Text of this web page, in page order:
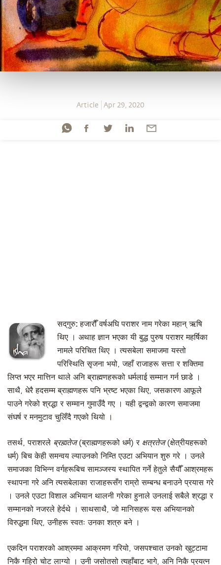
Article Apr 29, 2020
सद्‌गुरु:हजारौँ वर्षअघि पराशर नाम गरेका महान् ऋषि
थिए । अथाह ज्ञान भएका यी बुद्ध पुरुष पराशर महर्षिका
नामले परिचित थिए । त्यसबेला समाजमा यस्तो
परिस्थिति सृजना भयो, जहाँ राजाहरू सत्ता र शक्तिमा
लिप्त भएर मात्तिन थाले अनि ब्राह्मणहरूको धर्मलाई सम्मान गर्न छाडे ।
साथै, धेरै हदसम्म ब्राह्मणहरू पनि भ्रष्ट भएका थिए, जसकारण आफूले
पाउने गरेको श्रद्धा र सम्मान गुमाउँदै गए । यही द्वन्द्वको कारण समाजमा
संघर्ष र मनमुटाव चुलिँदै गएको थियो ।
तसर्थ, पराशरले ब्रह्मतेज(ब्राह्मणहरूको धर्म) र क्षत्रतेज(क्षेत्रीयहरूको
धर्म) बिच केही समन्वय ल्याउनको निम्ति एउटा अभियान शुरु गरे । उनले
समाजका विभिन्न वर्गहरूबिच सामञ्जस्य स्थापित गर्ने हेतुले सैयौँ आश्रमहरू
स्थापना गरे अनि त्यसबेलाका राजाहरूसँग राम्रो सम्बन्ध बनाउने प्रयास गरे
। उनले एउटा विशाल अभियान थालनी गरेका हुनाले उनलाई सबैले श्रद्धा र
सम्मानको नजरले हेर्दथे । साथसाथै, जो मानिसहरू यस अभियानको
विरुद्धमा थिए, उनीहरू स्वतः उनका शत्रु बने ।
एकदिन पराशरको आश्रममा आक्रमण गरियो, जसपश्चात उनको खुट्टामा
निकै गहिरो चोट लाग्यो । उनी जसोतसो त्यहाँबाट भागे, अनि निकै प्रयत्न